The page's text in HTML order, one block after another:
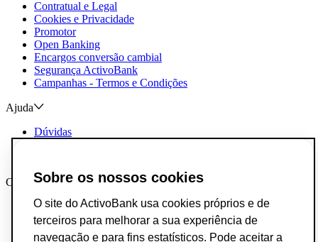
Contratual e Legal
Cookies e Privacidade
Promotor
Open Banking
Encargos conversão cambial
Segurança ActivoBank
Campanhas - Termos e Condições
Ajuda
Dúvidas
Canais AB
App ActivoBank
App ActivoTrader
Metaverso
Sobre os nossos cookies
O site do ActivoBank usa cookies próprios e de
terceiros para melhorar a sua experiência de
navegação e para fins estatísticos. Pode aceitar a